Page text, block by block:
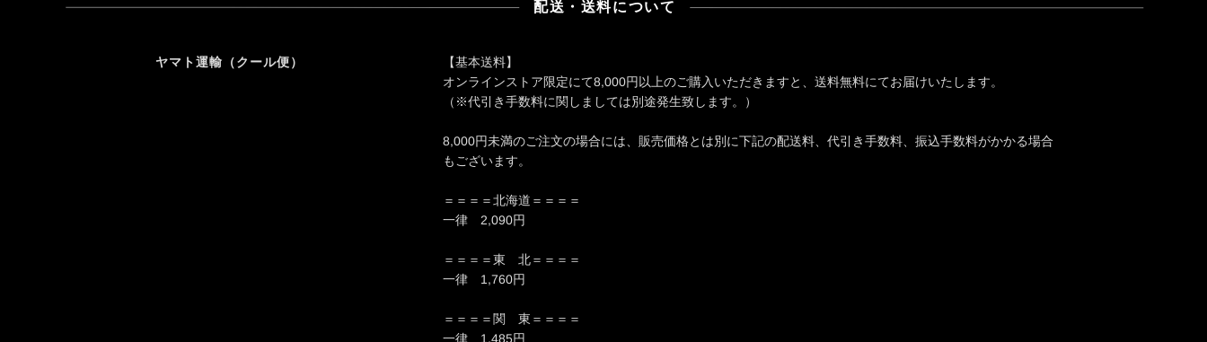
配送・送料について
ヤマト運輸（クール便） 【基本送料】
オンラインストア限定にて8,000円以上のご購入いただきますと、送料無料にてお届けいたします。
（※代引き手数料に関しましては別途発生致します。）
8,000円未満のご注文の場合には、販売価格とは別に下記の配送料、代引き手数料、振込手数料がかかる場合
もございます。
＝＝＝＝北海道＝＝＝＝
一律 2,090円
＝＝＝＝東 北＝＝＝＝
一律 1,760円
＝＝＝＝関 東＝＝＝＝
一律 1,485円